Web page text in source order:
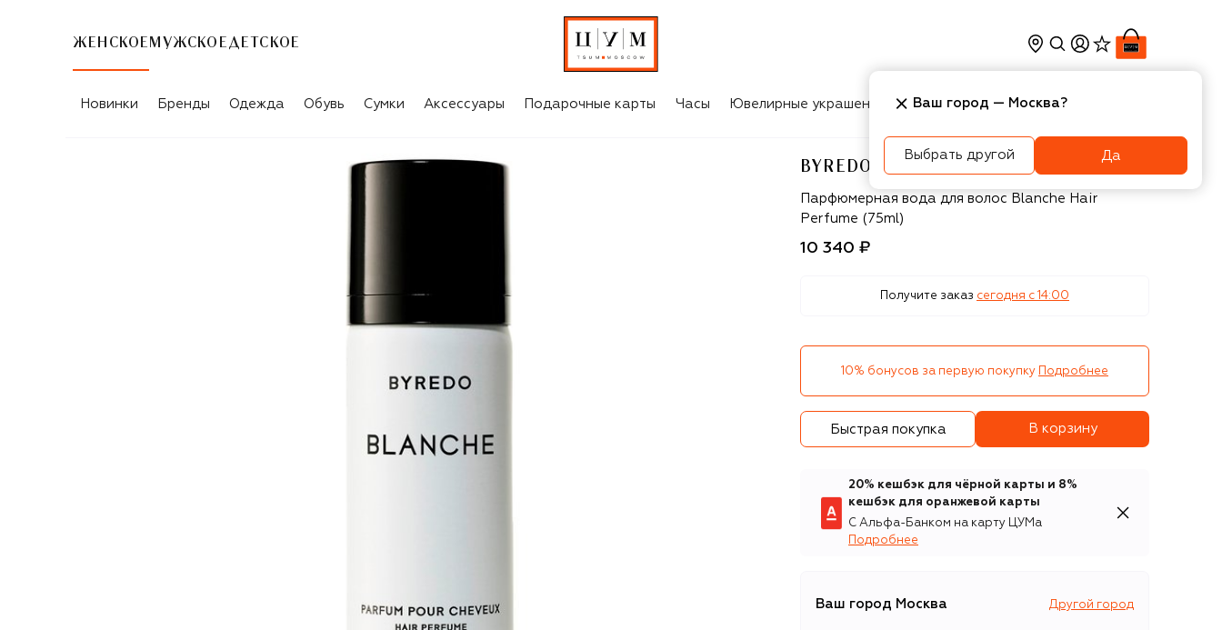
ЖЕНСКОЕ МУЖСКОЕ ДЕТСКОЕ
Новинки Бренды Одежда Обувь Сумки Аксессуары Подарочные карты Часы Ювелирные украшения Косметика Интерьер
BYREDO
Byredo
Парфюмерная вода для волос Blanche Hair
Perfume (75ml)
10 340 ₽
Получите заказ сегодня c 14:00
10% бонусов за первую покупку Подробнее
Быстрая покупка В корзину
20% кешбэк для чёрной карты и 8%
кешбэк для оранжевой карты
С Альфа-Банком на карту ЦУМа
Подробнее
Ваш город Москва Другой город
Ваш город — Москва?
Выбрать другой Да